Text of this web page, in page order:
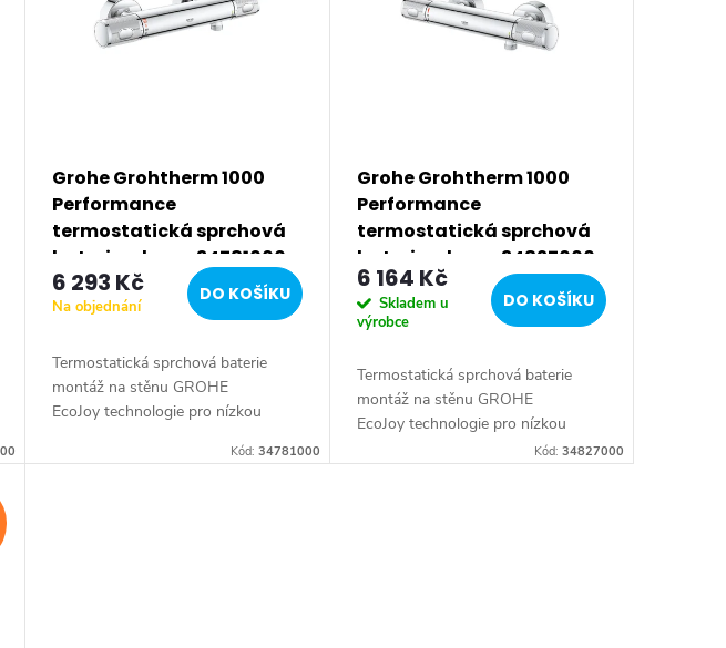
Grohe Grohtherm 1000
Performance
termostatická sprchová
baterie, chrom 34781000
6 293 Kč
Na objednání
DO KOŠÍKU
Termostatická sprchová baterie
montáž na stěnu GROHE
EcoJoy technologie pro nízkou
GROHE CoolTouch technologie
Kód: 34781000
Grohe Grohtherm 1000
Performance
termostatická sprchová
baterie, chrom 34827000
6 164 Kč
Skladem u
výrobce
DO KOŠÍKU
Termostatická sprchová baterie
montáž na stěnu GROHE
EcoJoy technologie pro nízkou
spotřebu vody a perfektní průtok
Kód: 34827000